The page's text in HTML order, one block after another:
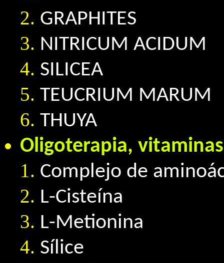
GRAPHITES
NITRICUM ACIDUM
SILICEA
TEUCRIUM MARUM
THUYA
Oligoterapia,
Complejo de
L-Cisteína
L-Metionina
Sílice